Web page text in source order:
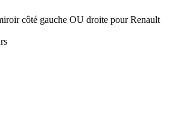
côté gauche OU droite pour Renault